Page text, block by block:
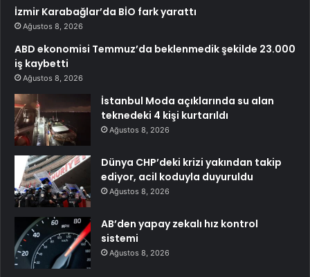
İzmir Karabağlar’da BİO fark yarattı
Ağustos 8, 2026
ABD ekonomisi Temmuz’da beklenmedik şekilde 23.000
iş kaybetti
Ağustos 8, 2026
İstanbul Moda açıklarında su alan
teknedeki 4 kişi kurtarıldı
Ağustos 8, 2026
Dünya CHP’deki krizi yakından takip
ediyor, acil koduyla duyuruldu
Ağustos 8, 2026
AB’den yapay zekalı hız kontrol
sistemi
Ağustos 8, 2026